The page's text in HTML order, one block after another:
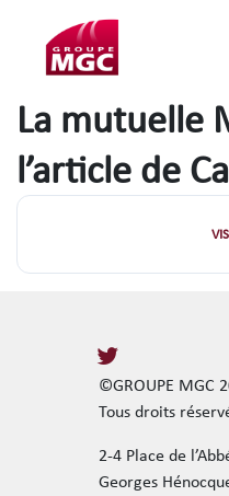
La mutuelle
l’article de
©GROUPE MGC
Tous droits
2-4 Place de
Georges